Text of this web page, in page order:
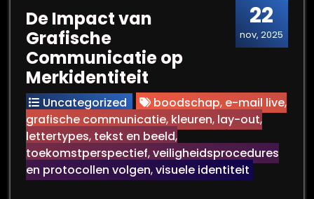
22
nov, 2025
De Impact van
Grafische
Communicatie op
Merkidentiteit
Uncategorized boodschap, e-mail live,
grafische communicatie, kleuren, lay-out,
lettertypes, tekst en beeld,
toekomstperspectief,veiligheidsprocedures
en protocollen volgen,visuele identiteit